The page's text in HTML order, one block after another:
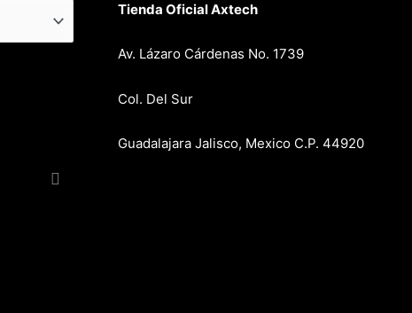
Tienda Oficial Axtech
Av. Lázaro Cárdenas No. 1739
Col. Del Sur
Guadalajara Jalisco, Mexico C.P. 44920